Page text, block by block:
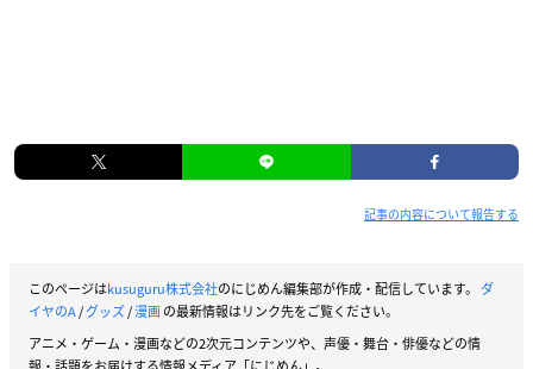
記事の内容について報告する
このページはkusuguru株式会社のにじめん編集部が作成・配信しています。 ダ
イヤのA/グッズ/漫画の最新情報はリンク先をご覧ください。
アニメ・ゲーム・漫画などの2次元コンテンツや、声優・舞台・俳優などの情